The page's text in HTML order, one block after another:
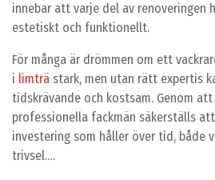
innebar att varje del av renoveringen
estetiskt och funktionellt.
För många är drömmen om ett
i limträ stark, men utan rätt expertis
tidskrävande och kostsam. Genom
professionella fackmän säkerställs
investering som håller över tid, både
trivsel.…